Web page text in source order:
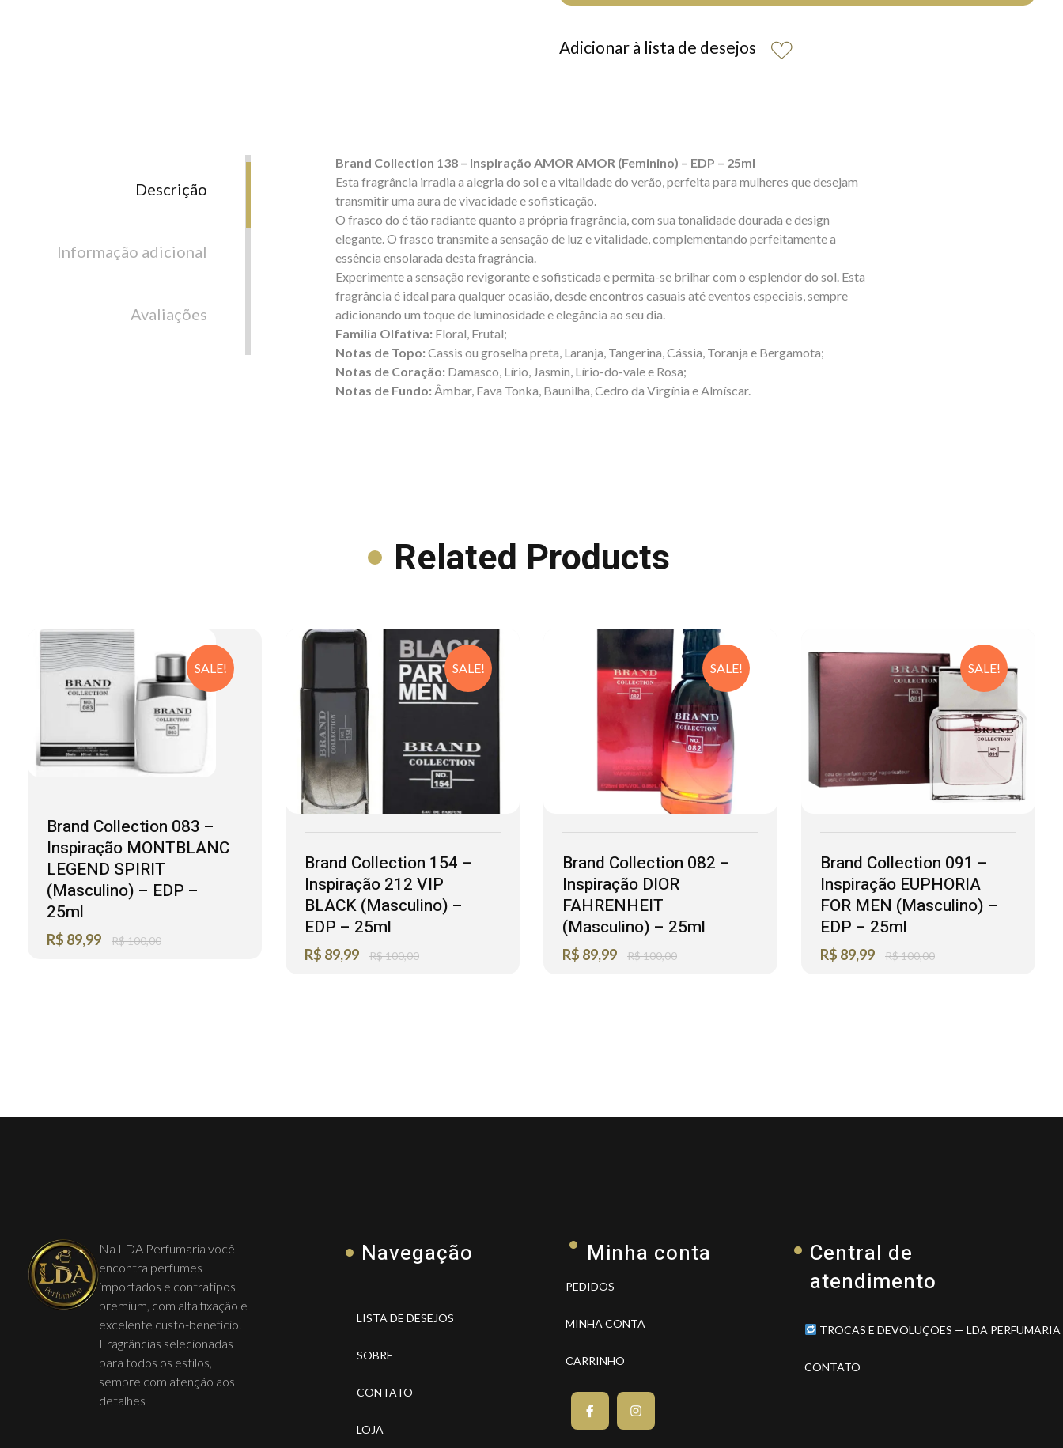
Adicionar à lista de desejos
Descrição
Informação adicional
Avaliações
Brand Collection 138 – Inspiração AMOR AMOR (Feminino) – EDP – 25ml
Esta fragrância irradia a alegria do sol e a vitalidade do verão, perfeita para mulheres que desejam
transmitir uma aura de vivacidade e sofisticação.
O frasco do é tão radiante quanto a própria fragrância, com sua tonalidade dourada e design
elegante. O frasco transmite a sensação de luz e vitalidade, complementando perfeitamente a
essência ensolarada desta fragrância.
Experimente a sensação revigorante e sofisticada e permita-se brilhar com o esplendor do sol. Esta
fragrância é ideal para qualquer ocasião, desde encontros casuais até eventos especiais, sempre
adicionando um toque de luminosidade e elegância ao seu dia.
Familia Olfativa: Floral, Frutal;
Notas de Topo: Cassis ou groselha preta, Laranja, Tangerina, Cássia, Toranja e Bergamota;
Notas de Coração: Damasco, Lírio, Jasmin, Lírio-do-vale e Rosa;
Notas de Fundo: Âmbar, Fava Tonka, Baunilha, Cedro da Virgínia e Almíscar.
Related Products
SALE!
Brand Collection 083 –
Inspiração MONTBLANC
LEGEND SPIRIT
(Masculino) – EDP –
25ml
R$ 89,99 R$100,00
SALE!
Brand Collection 154 –
Inspiração 212 VIP
BLACK (Masculino) –
EDP – 25ml
R$ 89,99 R$100,00
SALE!
Brand Collection 082 –
Inspiração DIOR
FAHRENHEIT
(Masculino) – 25ml
R$ 89,99 R$100,00
SALE!
Brand Collection 091 –
Inspiração EUPHORIA
FOR MEN (Masculino) –
EDP – 25ml
R$ 89,99 R$100,00
Na LDA Perfumaria você
encontra perfumes
importados e contratipos
premium, com alta fixação e
excelente custo-benefício.
Fragrâncias selecionadas
para todos os estilos,
sempre com atenção aos
detalhes
Navegação
LISTA DE DESEJOS
SOBRE
CONTATO
LOJA
Minha conta
PEDIDOS
MINHA CONTA
CARRINHO
Central de
atendimento
TROCAS E DEVOLUÇÕES — LDA PERFUMARIA
CONTATO